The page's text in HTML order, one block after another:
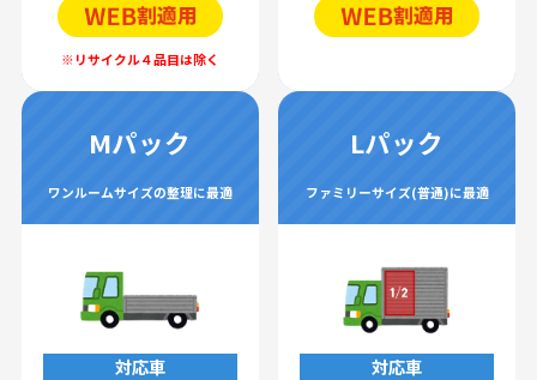
Mパック
ワンルームサイズの整理に最適
対応車
Lパック
ファミリーサイズ(普通)に最適
対応車